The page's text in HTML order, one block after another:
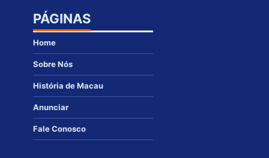
PÁGINAS
Home
Sobre Nós
História de Macau
Anunciar
Fale Conosco